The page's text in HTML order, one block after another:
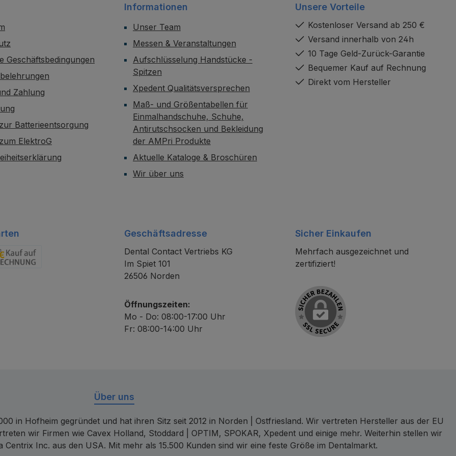
Geschäftsbedingungen
Zahlung
Batterieentsorgung
ElektroG
Informationen
Unser Team
Messen & Veranstaltungen
Aufschlüsselung Handstücke -
Spitzen
Xpedent Qualitätsversprechen
Maß- und Größentabellen für
Einmalhandschuhe, Schuhe,
Antirutschsocken und Bekleidung
der AMPri Produkte
Aktuelle Kataloge & Broschüren
Wir über uns
Unsere Vorteile
Kostenloser Versand ab 250 €
Versand innerhalb von 24h
10 Tage Geld-Zurück-Garantie
Bequemer Kauf auf Rechnung
Direkt vom Hersteller
Geschäftsadresse
Dental Contact Vertriebs KG
Im Spiet 101
26506 Norden
Öffnungszeiten:
Mo - Do: 08:00-17:00 Uhr
Fr: 08:00-14:00 Uhr
Sicher Einkaufen
Mehrfach ausgezeichnet und
zertifiziert!
Über uns
in Hofheim gegründet und hat ihren Sitz seit 2012 in Norden | Ostfriesland. Wir vertreten Hersteller aus der EU
wir Firmen wie Cavex Holland, Stoddard | OPTIM, SPOKAR, Xpedent und einige mehr. Weiterhin stellen wir
Inc. aus den USA. Mit mehr als 15.500 Kunden sind wir eine feste Größe im Dentalmarkt.